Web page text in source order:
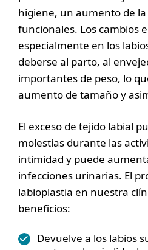
higiene, un aumento de
funcionales. Los cambios
especialmente en los
deberse al parto, al
importantes de peso, lo
aumento de tamaño y
El exceso de tejido labial
molestias durante las
intimidad y puede
infecciones urinarias. El
labioplastia en nuestra
beneficios:
Devuelve a los labios